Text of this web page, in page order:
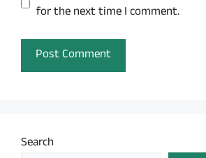
for the next time I comment.
Search